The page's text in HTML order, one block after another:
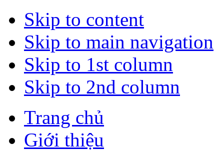
Skip to content
Skip to main navigation
Skip to 1st column
Skip to 2nd column
Trang chủ
Giới thiệu